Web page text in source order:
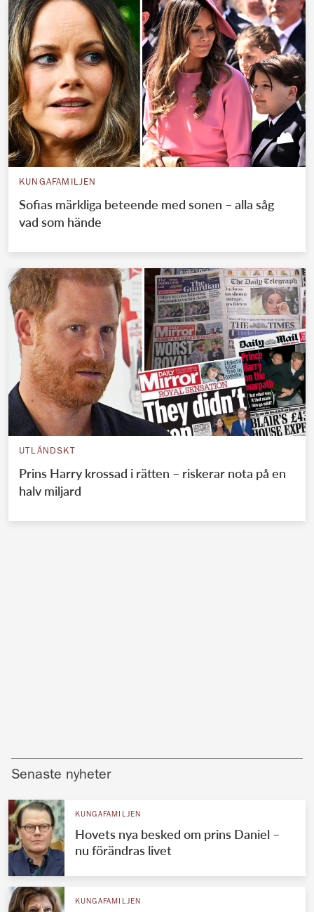
KUNGAFAMILJEN
Sofias märkliga beteende med sonen – alla såg
vad som hände
UTLÄNDSKT
Prins Harry krossad i rätten – riskerar nota på en
halv miljard
Senaste nyheter
KUNGAFAMILJEN
Hovets nya besked om prins Daniel –
nu förändras livet
KUNGAFAMILJEN